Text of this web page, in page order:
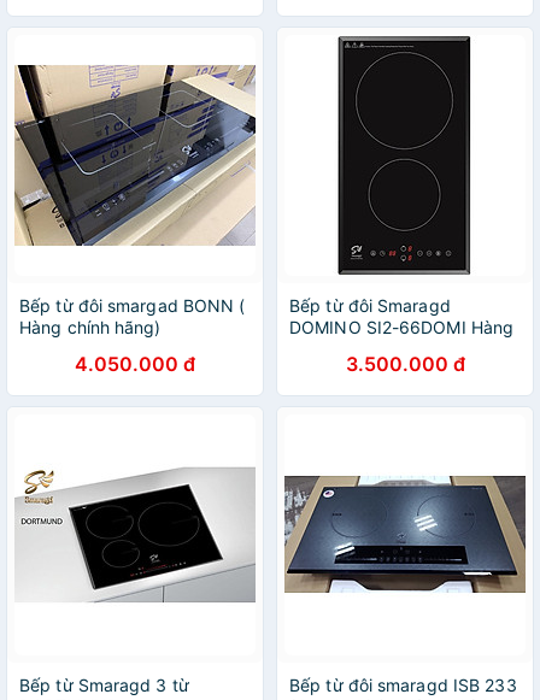
Bếp từ đôi smargad BONN (
Hàng chính hãng)
4.050.000 đ
Bếp từ đôi Smaragd
DOMINO SI2-66DOMI Hàng
3.500.000 đ
Bếp từ Smaragd 3 từ
Bếp từ đôi smaragd ISB 233